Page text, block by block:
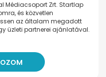
Médiacsoport Zrt. Startlap
és közvetlen
az általam megadott
üzleti partnerei ajánlatával.